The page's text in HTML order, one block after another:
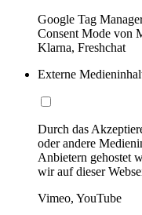
Google Tag
Consent Mode von
Klarna, Freshchat
Externe
Durch das
oder andere
Anbietern gehostet
wir auf dieser
Vimeo, YouTube